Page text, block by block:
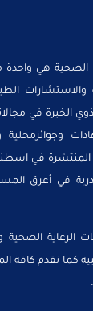
الصحية هي
والاستشارات
الخبرة في
وجوائزمحلية
المنتشرة في
في أعرق
الصحية
كما نقدم كافة